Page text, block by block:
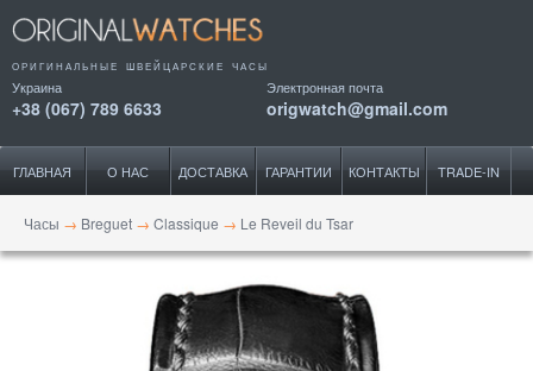
ОРИГИНАЛЬНЫЕ ШВЕЙЦАРСКИЕ ЧАСЫ
Украина
+38 (067) 789 6633
Электронная почта
origwatch@gmail.com
ГЛАВНАЯ О НАС ДОСТАВКА ГАРАНТИИ КОНТАКТЫ TRADE-IN
Часы → Breguet → Classique → Le Reveil du Tsar